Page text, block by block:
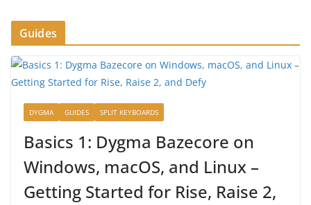
Guides
DYGMA GUIDES SPLIT KEYBOARDS
Basics 1: Dygma Bazecore on
Windows, macOS, and Linux –
Getting Started for Rise, Raise 2,